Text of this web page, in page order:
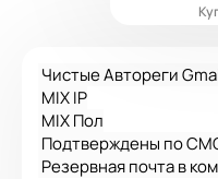
Чистые Автореги
MIX IP
MIX Пол
Подтверждены по
Резервная почта в